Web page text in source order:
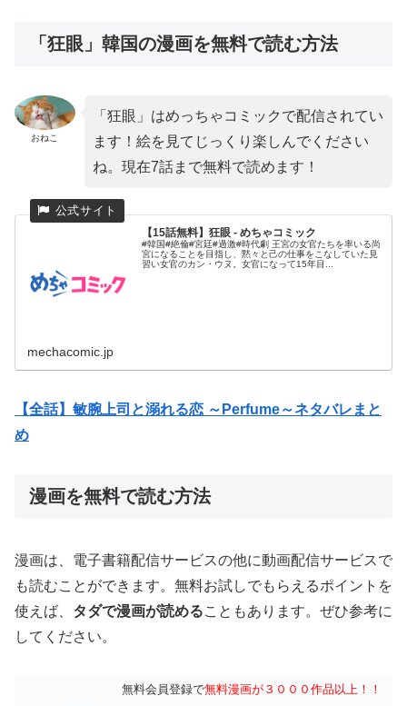
「狂眼」韓国の漫画を無料で読む方法
おねこ
「狂眼」はめっちゃコミックで配信されてい
ます！絵を見てじっくり楽しんでください
ね。現在7話まで無料で読めます！
【15話無料】狂眼 - めちゃコミック
#韓国#絶倫#宮廷#過激#時代劇 王宮の女官たちを率いる尚
宮になることを目指し、黙々と己の仕事をこなしていた見
習い女官のカン・ウヌ。女官になって15年目...
mechacomic.jp
【全話】敏腕上司と溺れる恋 ～Perfume～ネタバレまと
め
漫画を無料で読む方法
漫画は、電子書籍配信サービスの他に動画配信サービスで
も読むことができます。無料お試しでもらえるポイントを
使えば、 タダで漫画が読めることもあります。ぜひ参考に
してください。
無料会員登録で無料漫画が３０００作品以上！！